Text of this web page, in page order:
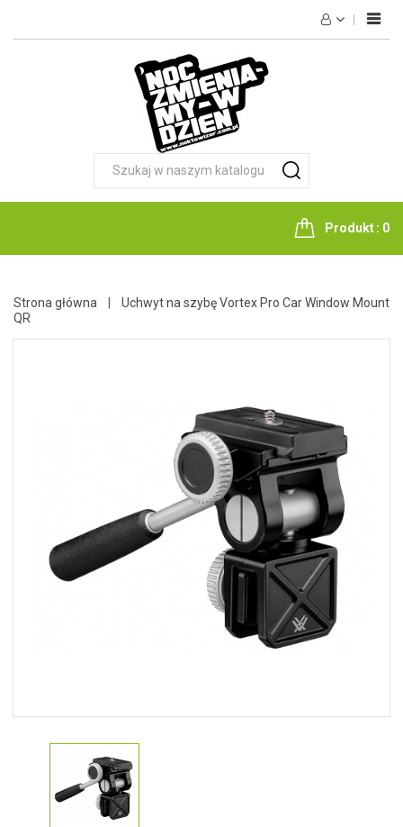
NOKTOWIZJA
NOŻE
AKCESORIA
KONTAKT
Produkt 0
Strona główna
Uchwyt na szybę Vortex Pro Car Window Mount
QR